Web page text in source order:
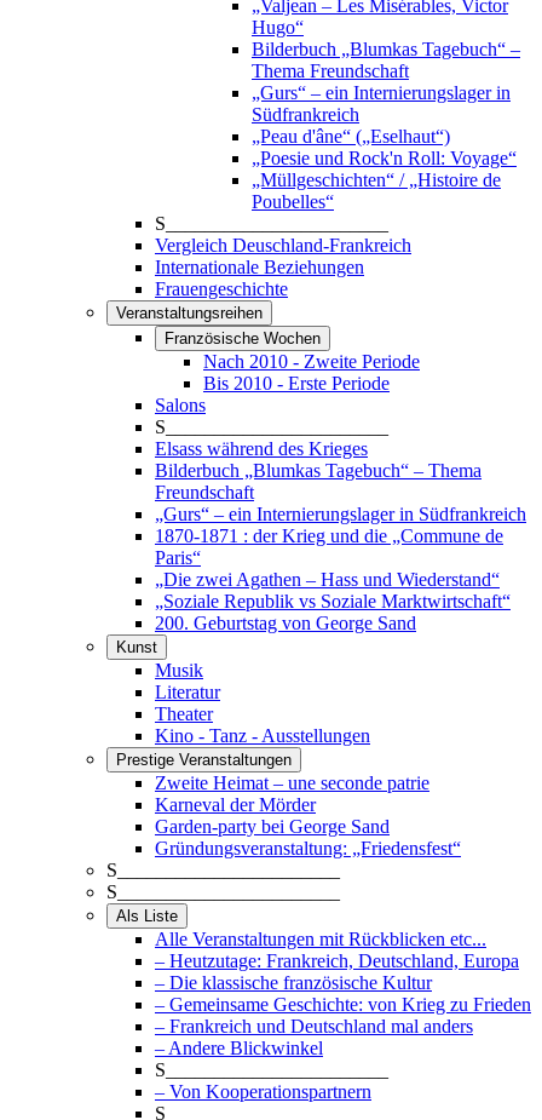
„Valjean – Les Misérables, Victor
Hugo“
Bilderbuch „Blumkas Tagebuch“ –
Thema Freundschaft
„Gurs“ – ein Internierungslager in
Südfrankreich
„Peau d'âne“ („Eselhaut“)
„Poesie und Rock'n Roll: Voyage“
„Müllgeschichten“ / „Histoire de
Poubelles“
S_______________________
Vergleich Deuschland-Frankreich
Internationale Beziehungen
Frauengeschichte
Veranstaltungsreihen
Französische Wochen
Nach 2010 - Zweite Periode
Bis 2010 - Erste Periode
Salons
S_______________________
Elsass während des Krieges
Bilderbuch „Blumkas Tagebuch“ – Thema
Freundschaft
„Gurs“ – ein Internierungslager in Südfrankreich
1870-1871 : der Krieg und die „Commune de
Paris“
„Die zwei Agathen – Hass und Wiederstand“
„Soziale Republik vs Soziale Marktwirtschaft“
200. Geburtstag von George Sand
Kunst
Musik
Literatur
Theater
Kino - Tanz - Ausstellungen
Prestige Veranstaltungen
Zweite Heimat – une seconde patrie
Karneval der Mörder
Garden-party bei George Sand
Gründungsveranstaltung: „Friedensfest“
S_______________________
S_______________________
Als Liste
Alle Veranstaltungen mit Rückblicken etc...
– Heutzutage: Frankreich, Deutschland, Europa
– Die klassische französische Kultur
– Gemeinsame Geschichte: von Krieg zu Frieden
– Frankreich und Deutschland mal anders
– Andere Blickwinkel
S_______________________
– Von Kooperationspartnern
S_______________________